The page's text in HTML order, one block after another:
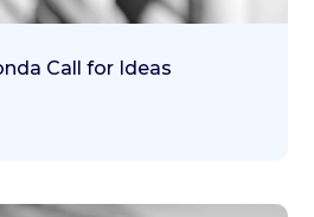
Call for Ideas